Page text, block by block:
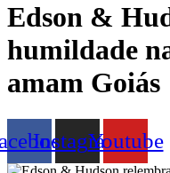
Edson &
humildade
amam Goiás
InstagramYoutube